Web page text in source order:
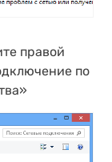
правой
по